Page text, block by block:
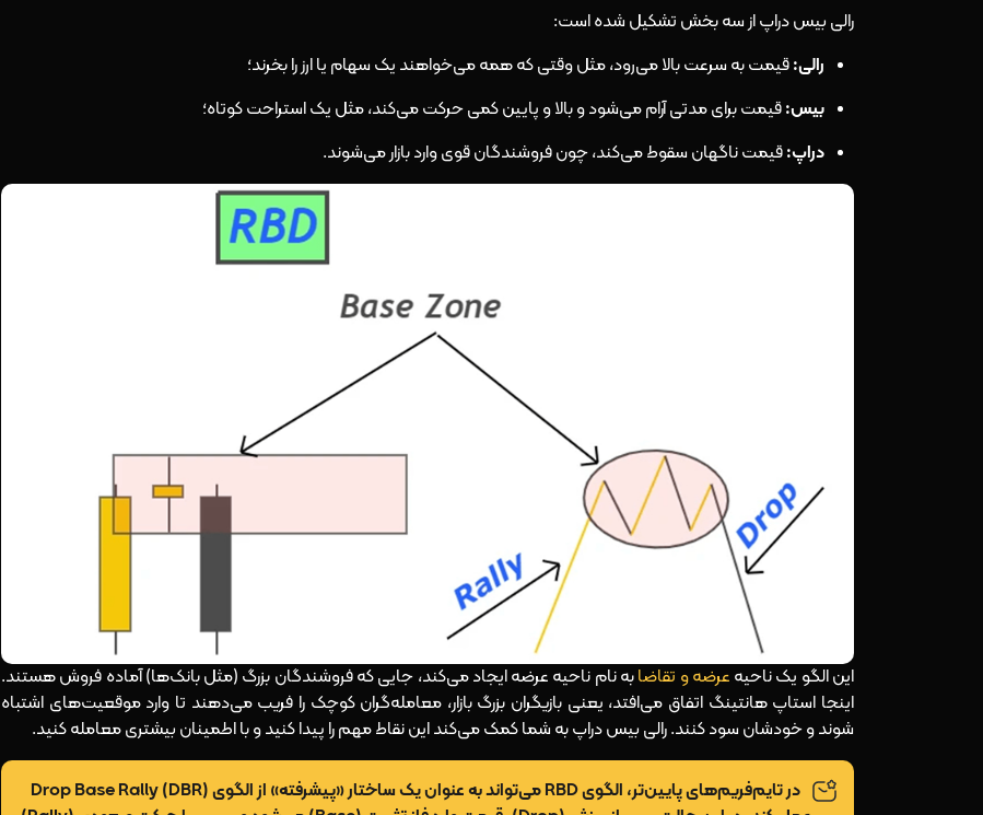
رالی بیس دراپ از سه بخش تشکیل شده است:
رالی:قیمت به سرعت بالا می‌رود، مثل وقتی که همه می‌خواهند یک سهام یا ارز را بخرند؛
بیس:قیمت برای مدتی آرام می‌شود و بالا و پایین کمی حرکت می‌کند، مثل یک استراحت کوتاه؛
دراپ:قیمت ناگهان سقوط می‌کند، چون فروشندگان قوی وارد بازار می‌شوند.
این الگو یک ناحیه عرضه و تقاضابه نام ناحیه عرضه ایجاد می‌کند، جایی که فروشندگان بزرگ (مثل بانک‌ها) آماده فروش هستند.
اینجا استاپ هانتینگ اتفاق می‌افتد، یعنی بازیگران بزرگ بازار، معامله‌گران کوچک را فریب می‌دهند تا وارد موقعیت‌های اشتباه
شوند و خودشان سود کنند. رالی بیس دراپ به شما کمک می‌کند این نقاط مهم را پیدا کنید و با اطمینان بیشتری معامله کنید.
در تایم‌فریم‌های پایین‌تر، الگوی RBD می‌تواند به‌ عنوان یک ساختار «پیشرفته» از الگوی Drop Base Rally (DBR)